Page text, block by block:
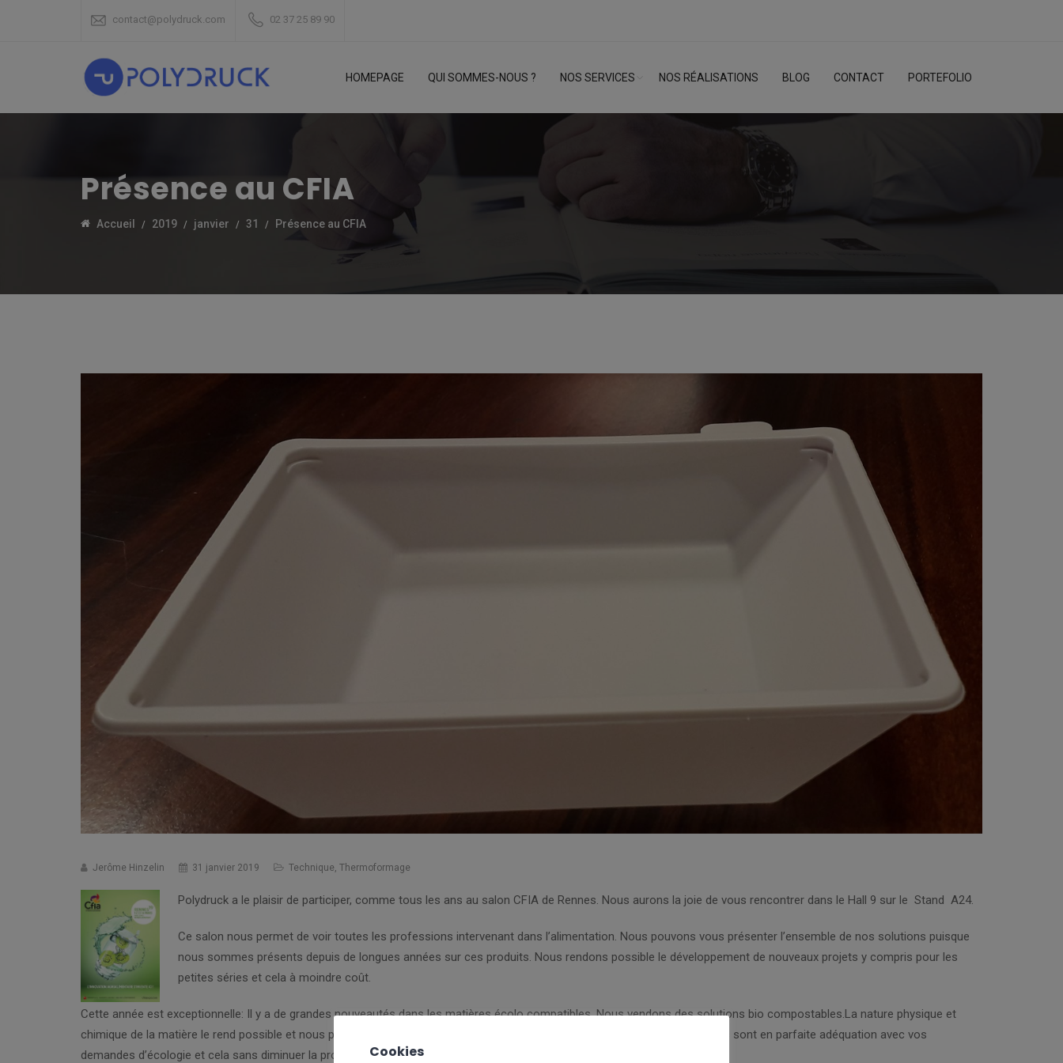
contact@polydruck.com 02 37 25 89 90
HOMEPAGE QUI SOMMES-NOUS ? NOS SERVICES NOS RÉALISATIONS BLOG CONTACT PORTEFOLIO
Présence au CFIA
Accueil 2019 janvier 31 Présence au CFIA
Jerôme Hinzelin 31 janvier 2019 Technique, Thermoformage
Polydruck a le plaisir de participer, comme tous les ans au salon CFIA de Rennes. Nous aurons la joie de vous rencontrer dans le Hall 9 sur le Stand A24.
Ce salon nous permet de voir toutes les professions intervenant dans l’alimentation. Nous pouvons vous présenter l’ensemble de nos solutions puisque
nous sommes présents depuis de longues années sur ces produits. Nous rendons possible le développement de nouveaux projets y compris pour les
petites séries et cela à moindre coût.
Cette année est exceptionnelle: Il y a de grandes nouveautés dans les matières écolo compatibles. Nous vendons des solutions bio compostables.La nature physique et
chimique de la matière le rend possible et nous pourrons également vous expliquer pourquoi ces matières d’origine végétales sont en parfaite adéquation avec vos
demandes d’écologie et cela sans diminuer la production de nourritures vivrières.
Cookies